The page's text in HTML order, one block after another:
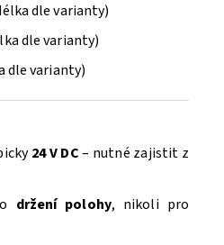
dle varianty)
dle varianty)
dle varianty)
24 V DC– nutné zajistit z
držení polohy, nikoli pro